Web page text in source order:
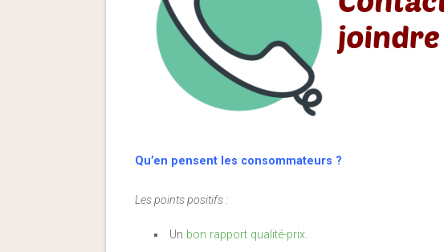
Qu’en pensent les consommateurs ?
Les points positifs :
Un bon rapport qualité-prix.